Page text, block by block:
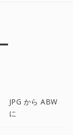
JPG から ABW
に